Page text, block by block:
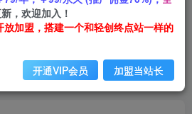
，欢迎加入！
放加盟，搭建一个和轻创终点站一样的
开通VIP会员 加盟当站长